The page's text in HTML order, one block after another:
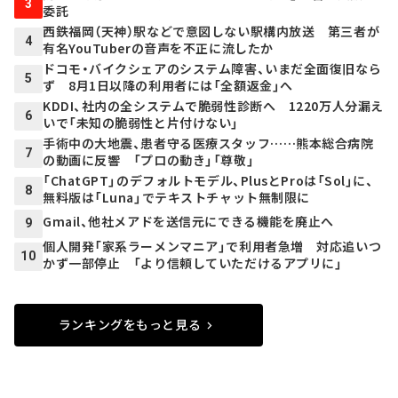
3
委託
4
西鉄福岡（天神）駅などで意図しない駅構内放送 第三者が
有名YouTuberの音声を不正に流したか
5
ドコモ・バイクシェアのシステム障害、いまだ全面復旧なら
ず 8月1日以降の利用者には「全額返金」へ
6
KDDI、社内の全システムで脆弱性診断へ 1220万人分漏え
いで「未知の脆弱性と片付けない」
7
手術中の大地震、患者守る医療スタッフ……熊本総合病院
の動画に反響 「プロの動き」「尊敬」
8
「ChatGPT」のデフォルトモデル、PlusとProは「Sol」に、
無料版は「Luna」でテキストチャット無制限に
9 Gmail、他社メアドを送信元にできる機能を廃止へ
10
個人開発「家系ラーメンマニア」で利用者急増 対応追いつ
かず一部停止 「より信頼していただけるアプリに」
ランキングをもっと見る